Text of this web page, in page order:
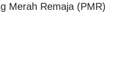
Merah Remaja (PMR)